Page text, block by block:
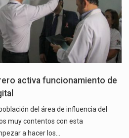
activa funcionamiento de
del área de influencia del
muy contentos con esta
a hacer los…